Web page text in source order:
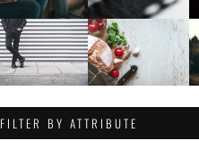
FILTER BY ATTRIBUTE